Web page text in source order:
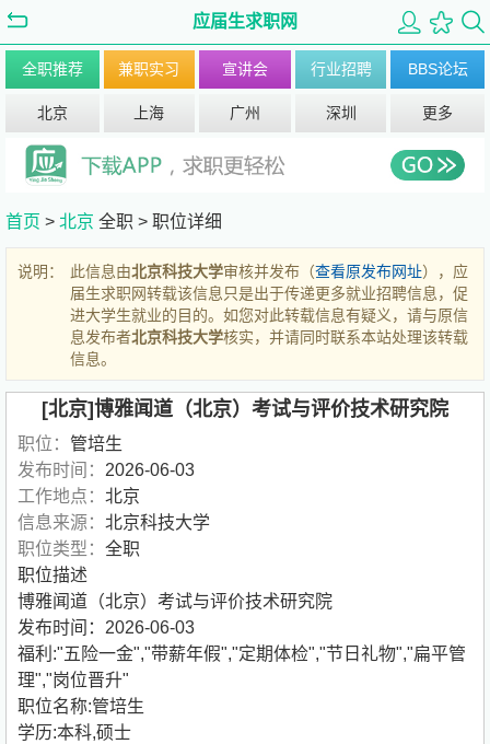
应届生求职网
全职推荐 兼职实习 宣讲会 行业招聘 BBS论坛
北京 上海 广州 深圳 更多
首页 > 北京 全职 > 职位详细
说明： 此信息由北京科技大学审核并发布（查看原发布网址），应
届生求职网转载该信息只是出于传递更多就业招聘信息，促
进大学生就业的目的。如您对此转载信息有疑义，请与原信
息发布者北京科技大学核实，并请同时联系本站处理该转载
信息。
[北京]博雅闻道（北京）考试与评价技术研究院
职位： 管培生
发布时间： 2026-06-03
工作地点： 北京
信息来源： 北京科技大学
职位类型： 全职
职位描述
博雅闻道（北京）考试与评价技术研究院
发布时间：2026-06-03
福利:"五险一金","带薪年假","定期体检","节日礼物","扁平管
理","岗位晋升"
职位名称:管培生
学历:本科,硕士